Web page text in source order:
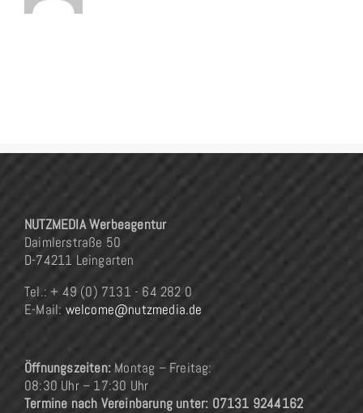
NUTZMEDIA Werbeagentur
Daimlerstraße 50
D-74211 Leingarten
Tel.: + 49 (0) 7131 - 64 282 0
E-Mail: welcome@nutzmedia.de
Öffnungszeiten: Montag – Freitag:
08:30 Uhr – 17:30 Uhr
Termine nach Vereinbarung unter: 07131 9244162